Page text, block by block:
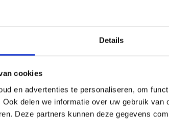
Details
cookies
en advertenties te personaliseren, om
Ook delen we informatie over uw gebruik
Deze partners kunnen deze gegevens